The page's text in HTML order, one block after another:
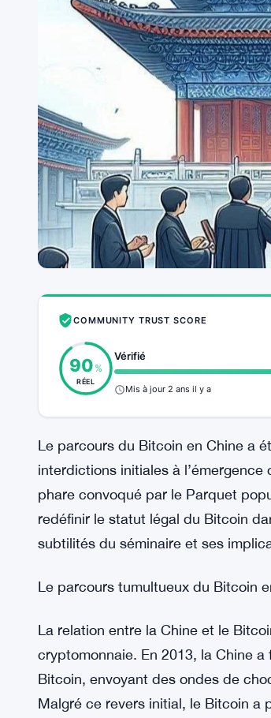
COMMUNITY TRUST SCORE
90 %
RÉEL
Vérifié
Mis à jour 2 ans il y a
Le parcours du Bitcoin en Chine a
interdictions initiales à
phare convoqué par le Parquet
redéfinir le statut légal du Bitcoin
subtilités du séminaire et ses
Le parcours tumultueux du Bitcoin
La relation entre la Chine et le
cryptomonnaie. En 2013, la Chine
Bitcoin, envoyant des ondes de
Malgré ce revers initial, le Bitcoin a